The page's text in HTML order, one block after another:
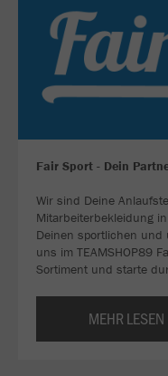
Fair Sport - Dein
Wir sind Deine
Mitarbeiterbekleidung
Deinen sportlichen und
uns im TEAMSHOP89
Sortiment und starte
MEHR LESEN